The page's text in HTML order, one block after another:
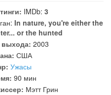
IMDb: 3
In nature, you're either the
or the hunted
выхода: 2003
США
Ужасы
90 мин
Мэтт Грин